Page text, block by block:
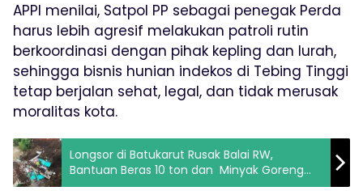
APPI menilai, Satpol PP sebagai penegak Perda
harus lebih agresif melakukan patroli rutin
berkoordinasi dengan pihak kepling dan lurah,
sehingga bisnis hunian indekos di Tebing Tinggi
tetap berjalan sehat, legal, dan tidak merusak
moralitas kota.
Longsor di Batukarut Rusak Balai RW,
Bantuan Beras 10 ton dan Minyak Goreng
Warga Jatuh ke Sungai